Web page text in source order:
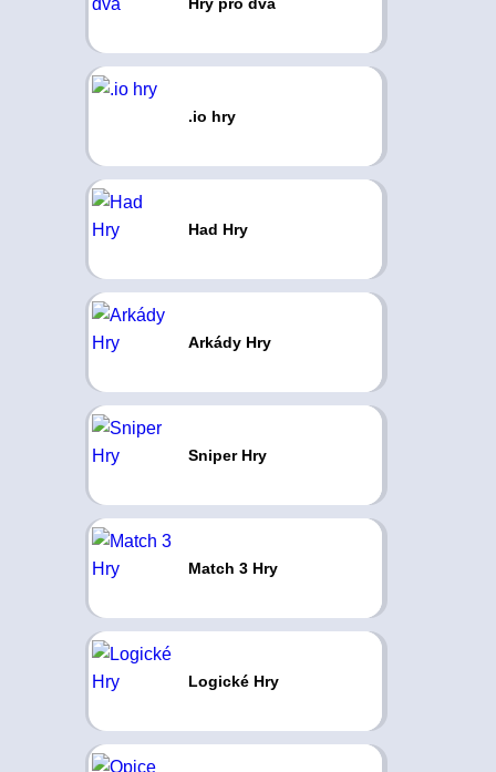
.io hry
Had Hry
Arkády Hry
Sniper Hry
Match 3 Hry
Logické Hry